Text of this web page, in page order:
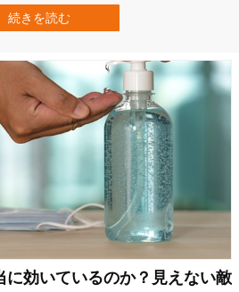
技術によって見えてきた指ポキポキの
を受賞した研究、「指ポキポキ」は私
続きを読む
に効いているのか？見えない敵